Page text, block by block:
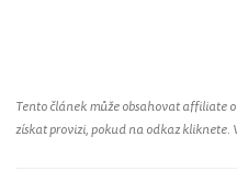
Tento článek může obsahovat affiliate
získat provizi, pokud na odkaz kliknete.